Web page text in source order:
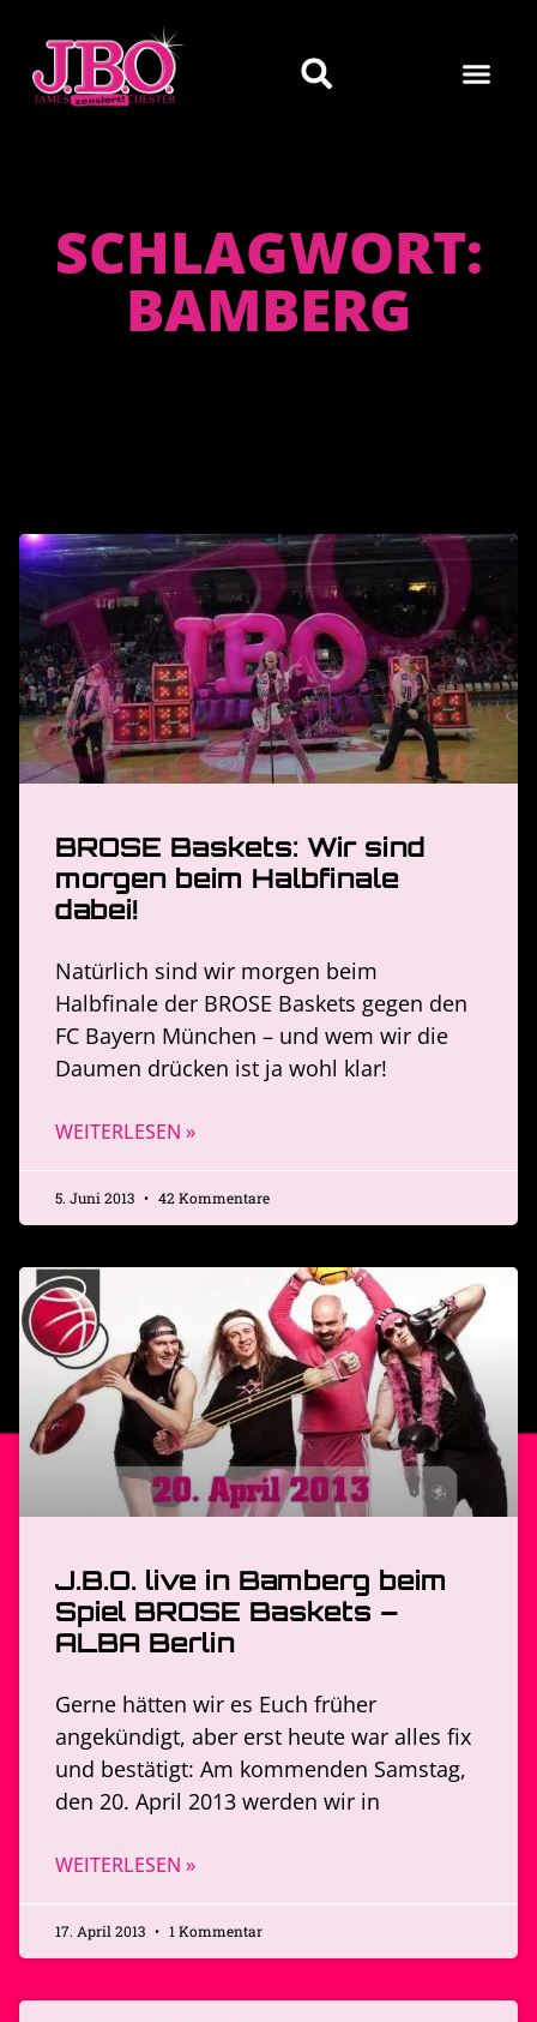
SCHLAGWORT:
BAMBERG
BROSE Baskets: Wir sind
morgen beim Halbfinale
dabei!
Natürlich sind wir morgen beim
Halbfinale der BROSE Baskets gegen den
FC Bayern München – und wem wir die
Daumen drücken ist ja wohl klar!
WEITERLESEN »
5. Juni 2013 42 Kommentare
J.B.O. live in Bamberg beim
Spiel BROSE Baskets –
ALBA Berlin
Gerne hätten wir es Euch früher
angekündigt, aber erst heute war alles fix
und bestätigt: Am kommenden Samstag,
den 20. April 2013 werden wir in
WEITERLESEN »
17. April 2013 1 Kommentar